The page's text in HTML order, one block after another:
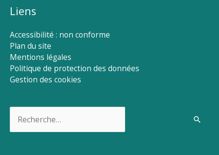
Liens
Accessibilité : non conforme
Plan du site
Mentions légales
Politique de protection des données
Gestion des cookies